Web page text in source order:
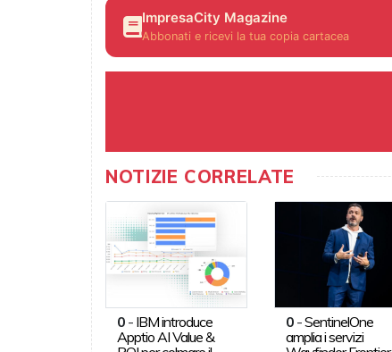
ImpresaCity Magazine
Abbonati e ricevi la tua copia cartacea
NOTIZIE CORRELATE
0- IBM introduce
Apptio AI Value &
0 -SentinelOne
amplia i servizi